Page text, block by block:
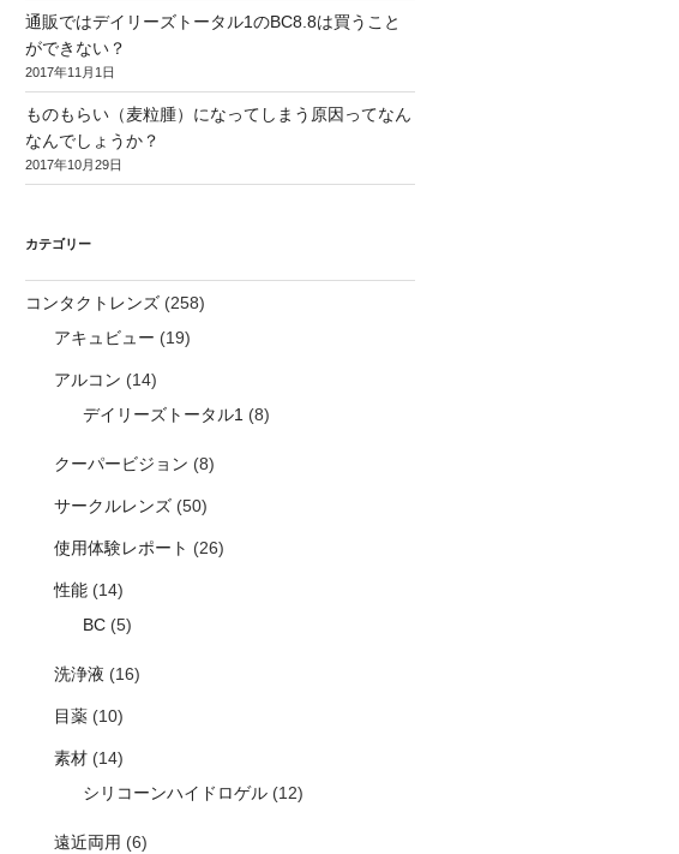
通販ではデイリーズトータル1のBC8.8は買うこと
ができない？
2017年11月1日
ものもらい（麦粒腫）になってしまう原因ってなん
なんでしょうか？
2017年10月29日
カテゴリー
コンタクトレンズ(258)
アキュビュー (19)
アルコン (14)
デイリーズトータル1(8)
クーパービジョン (8)
サークルレンズ(50)
使用体験レポート (26)
性能(14)
BC(5)
洗浄液 (16)
目薬(10)
素材(14)
シリコーンハイドロゲル(12)
遠近両用 (6)